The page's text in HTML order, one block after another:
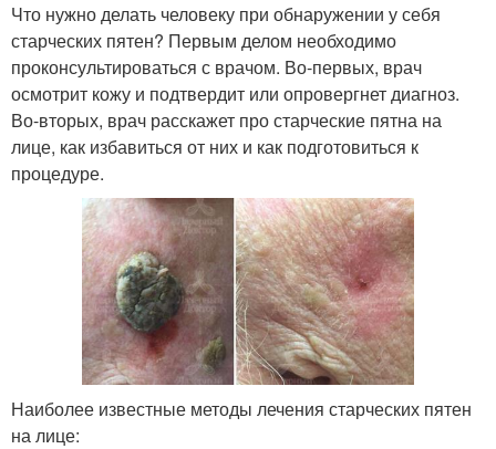
Что нужно делать человеку при обнаружении у себя
старческих пятен? Первым делом необходимо
проконсультироваться с врачом. Во-первых, врач
осмотрит кожу и подтвердит или опровергнет диагноз.
Во-вторых, врач расскажет про старческие пятна на
лице, как избавиться от них и как подготовиться к
процедуре.
Наиболее известные методы лечения старческих пятен
на лице: